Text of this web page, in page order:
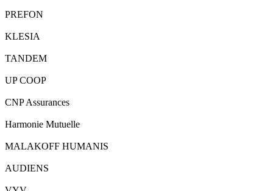
PREFON
KLESIA
TANDEM
UP COOP
CNP Assurances
Harmonie Mutuelle
MALAKOFF HUMANIS
AUDIENS